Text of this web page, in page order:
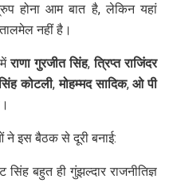
होना आम बात है, लेकिन यहां
नहीं है।
मेंराणा गुरजीत सिंह,त्रिप्त राजिंदर
कोटली,मोहम्मद सादिक,ओ पी
ने इस बैठक से दूरी बनाई:
बहुत ही गुंझल्दार राजनीतिज्ञ